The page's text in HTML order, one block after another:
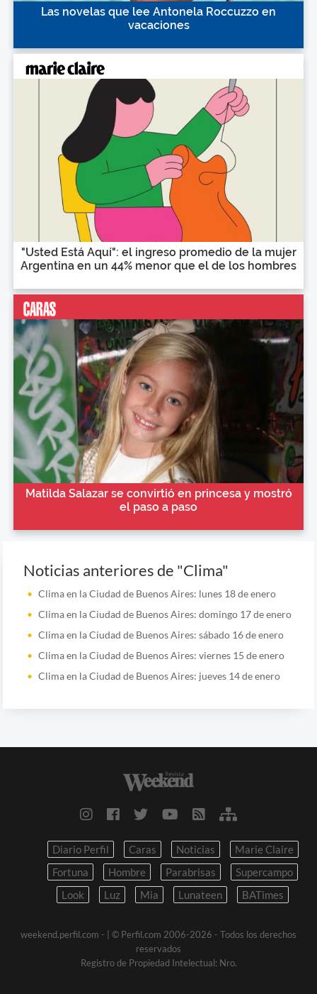
Las novelas que lee Antonela Roccuzzo en
vacaciones
"Usted Está Aquí": el ingreso promedio de la mujer
Argentina en un 44% menor que el de los hombres
Matilda Salazar se convirtió en princesa y mostró
el paso a paso
Noticias anteriores de "Clima"
Clima en la Ciudad de Buenos Aires: lunes 18 de enero
Clima en la Ciudad de Buenos Aires: domingo 17 de enero
Clima en la Ciudad de Buenos Aires: sábado 16 de enero
Clima en la Ciudad de Buenos Aires: viernes 15 de enero
Clima en la Ciudad de Buenos Aires: jueves 14 de enero
Diario Perfil Caras Noticias
Marie Claire
Fortuna
Hombre Parabrisas
Supercampo
Look
Luz Mia Lunateen BATimes
weekend.perfil.com -
| © Perfil.com 2006-2026 - Todos los derechos
reservados
Registro de Propiedad Intelectual: Nro.